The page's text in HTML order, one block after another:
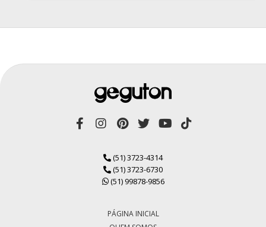
(51) 3723-4314
(51) 3723-6730
(51) 99878-9856
PÁGINA INICIAL